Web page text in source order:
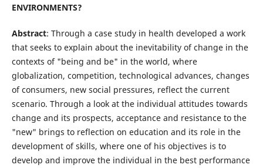
ENVIRONMENTS?
Abstract: Through a case study in health developed a work
that seeks to explain about the inevitability of change in the
contexts of "being and be" in the world, where
globalization, competition, technological advances, changes
of consumers, new social pressures, reflect the current
scenario. Through a look at the individual attitudes towards
change and its prospects, acceptance and resistance to the
"new" brings to reflection on education and its role in the
development of skills, where one of his objectives is to
develop and improve the individual in the best performance